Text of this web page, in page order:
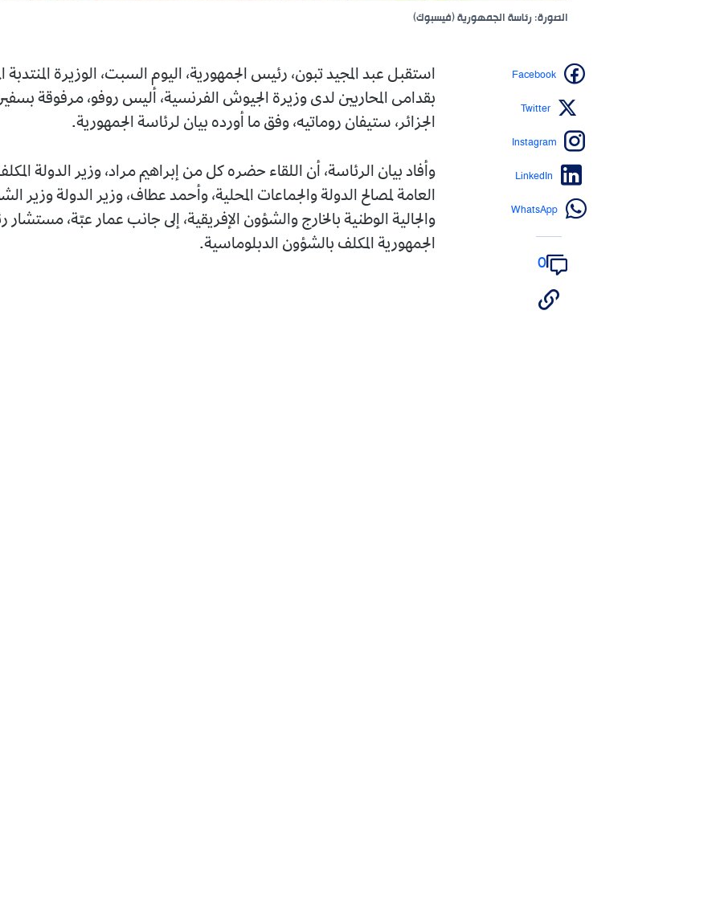
الصورة: رئاسة الجمهورية (فيسبوك)
استقبل عبد المجيد تبون، رئيس الجمهورية، اليوم السبت، الوزيرة المنتدبة
بقدامى المحاربين لدى وزيرة الجيوش الفرنسية، أليس روفو، مرفوقة
الجزائر، ستيفان روماتيه، وفق ما أورده بيان لرئاسة الجمهورية.
وأفاد بيان الرئاسة، أن اللقاء حضره كل من إبراهيم مراد، وزير الدولة
العامة لمصالح الدولة والجماعات المحلية، وأحمد عطاف، وزير الدولة وزير
والجالية الوطنية بالخارج والشؤون الإفريقية، إلى جانب عمار عبّة،
الجمهورية المكلف بالشؤون الدبلوماسية.
Facebook
Twitter
Instagram
LinkedIn
WhatsApp
0